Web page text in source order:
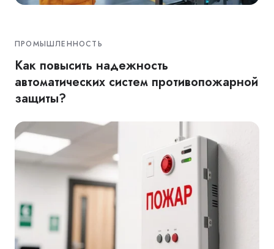
ПРОМЫШЛЕННОСТЬ
Как повысить надежность
автоматических систем противопожарной
защиты?